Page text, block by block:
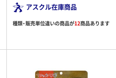
アスクル在庫商品
種類・販売単位違いの商品が12商品あります